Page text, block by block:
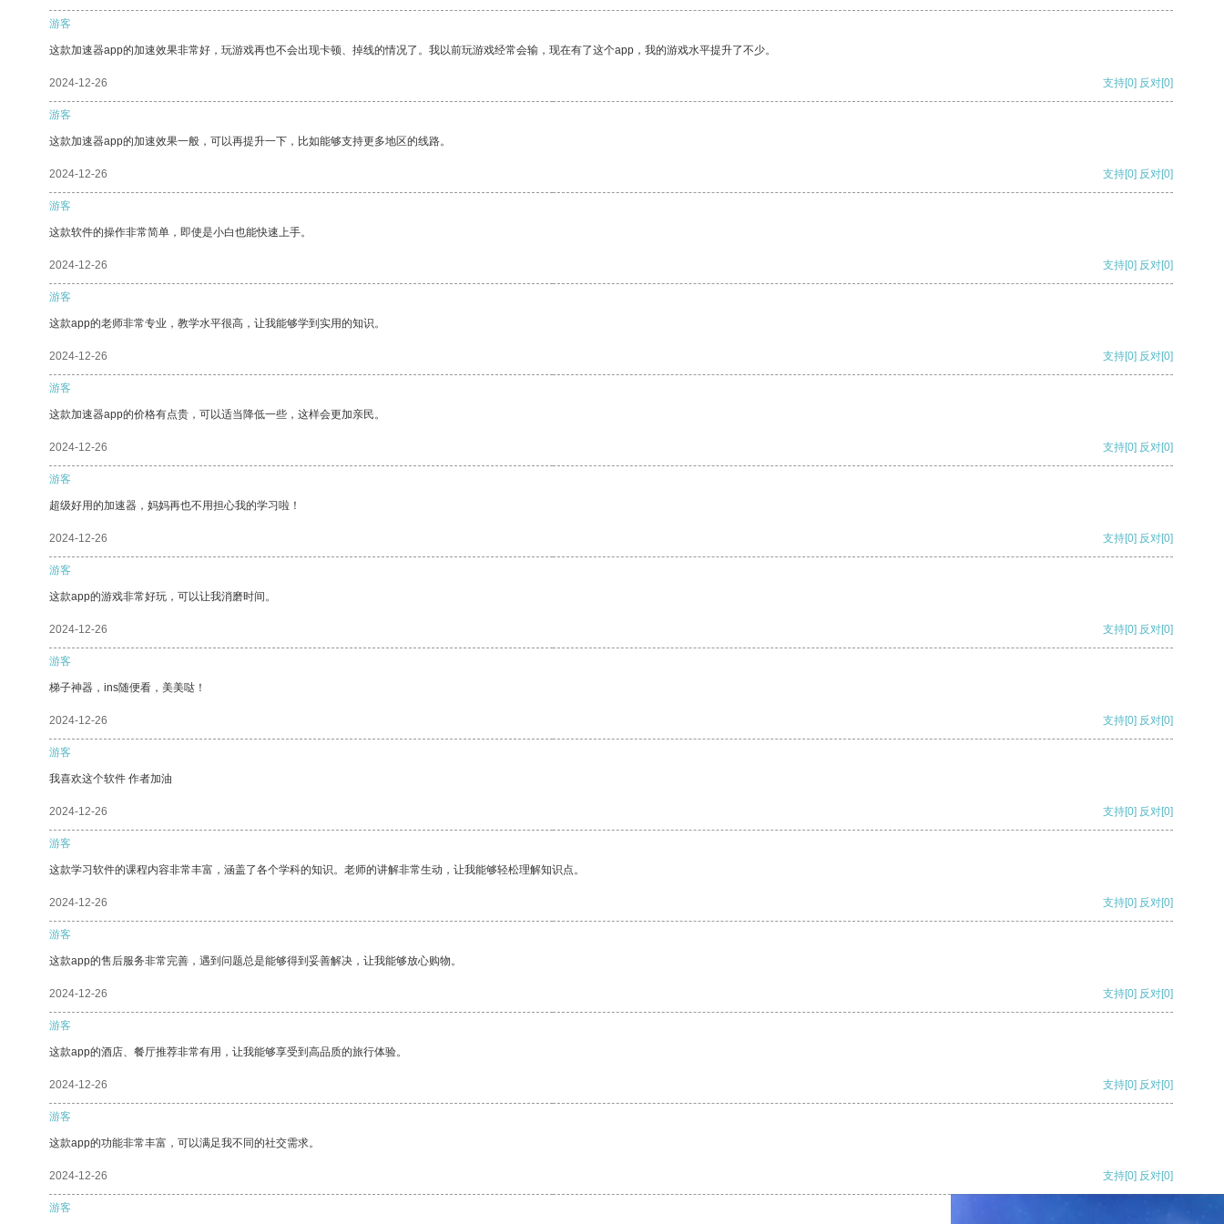
游客
这款加速器app的加速效果非常好，玩游戏再也不会出现卡顿、掉线的情况了。我以前玩游戏经常会输，现在有了这个app，我的游戏水平提升了不少。
2024-12-26 支持[0] 反对[0]
游客
这款加速器app的加速效果一般，可以再提升一下，比如能够支持更多地区的线路。
2024-12-26 支持[0] 反对[0]
游客
这款软件的操作非常简单，即使是小白也能快速上手。
2024-12-26 支持[0] 反对[0]
游客
这款app的老师非常专业，教学水平很高，让我能够学到实用的知识。
2024-12-26 支持[0] 反对[0]
游客
这款加速器app的价格有点贵，可以适当降低一些，这样会更加亲民。
2024-12-26 支持[0] 反对[0]
游客
超级好用的加速器，妈妈再也不用担心我的学习啦！
2024-12-26 支持[0] 反对[0]
游客
这款app的游戏非常好玩，可以让我消磨时间。
2024-12-26 支持[0] 反对[0]
游客
梯子神器，ins随便看，美美哒！
2024-12-26 支持[0] 反对[0]
游客
我喜欢这个软件 作者加油
2024-12-26 支持[0] 反对[0]
游客
这款学习软件的课程内容非常丰富，涵盖了各个学科的知识。老师的讲解非常生动，让我能够轻松理解知识点。
2024-12-26 支持[0] 反对[0]
游客
这款app的售后服务非常完善，遇到问题总是能够得到妥善解决，让我能够放心购物。
2024-12-26 支持[0] 反对[0]
游客
这款app的酒店、餐厅推荐非常有用，让我能够享受到高品质的旅行体验。
2024-12-26 支持[0] 反对[0]
游客
这款app的功能非常丰富，可以满足我不同的社交需求。
2024-12-26 支持[0] 反对[0]
游客